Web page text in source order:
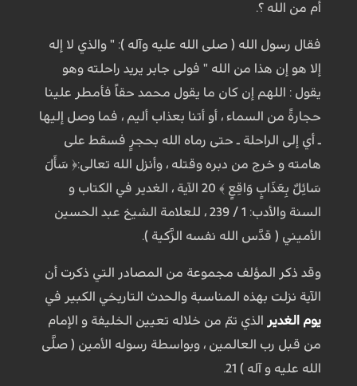
أم من الله ؟.
فقال رسول الله ( صلى الله عليه وآله ): " والذي لا إله
إلا هو إن هذا من الله " فولى جابر يريد راحلته وهو
يقول : اللهم إن كان ما يقول محمد حقاً فأمطر علينا
حجارةً من السماء ، أو أتنا بعذاب أليم ، فما وصل إليها
ـ أي إلى الراحلة ـ حتى رماه الله بحجرٍ فسقط على
هامته و خرج من دبره وقتله ، وأنزل الله تعالى:﴿ سَأَلَ
سَائِلٌ بِعَذَابٍ وَاقِعٍ ﴾ 20 الآية ، الغدير في الكتاب و
السنة والأدب: 1 / 239 ، للعلامة الشيخ عبد الحسين
الأميني ( قدَّس الله نفسه الزَّكية ).
وقد ذكر المؤلف مجموعة من المصادر التي ذكرت أن
الآية نزلت بهذه المناسبة والحدث التاريخي الكبير في
يوم الغدير
الذي تمّ من خلاله تعيين الخليفة و الإمام
من قبل رب العالمين ، وبواسطة رسوله الأمين ( صلَّى
الله عليه و آله ) 21.